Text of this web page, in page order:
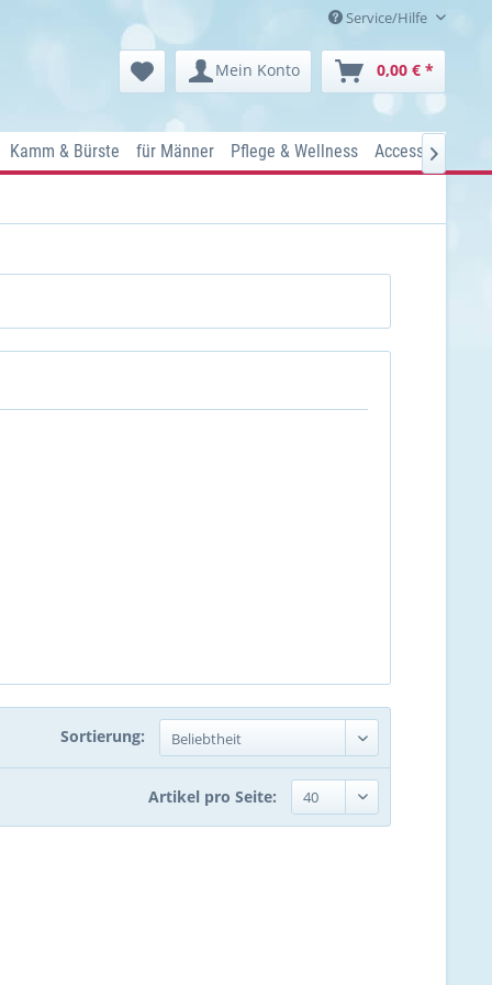
Service/Hilfe
Mein Konto 0,00 € *
Kamm & Bürste für Männer Pflege & Wellness Accessoires

Sortierung:
Artikel pro Seite: